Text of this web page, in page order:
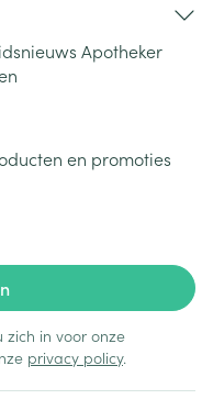
Apotheker
en promoties
zich in voor onze
privacy policy.